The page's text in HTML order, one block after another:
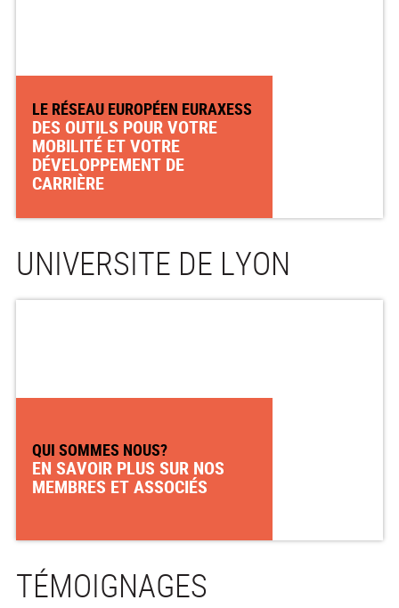
LE RÉSEAU EUROPÉEN EURAXESS
DES OUTILS POUR VOTRE
MOBILITÉ ET VOTRE
DÉVELOPPEMENT DE
CARRIÈRE
UNIVERSITE DE LYON
QUI SOMMES NOUS?
EN SAVOIR PLUS SUR NOS
MEMBRES ET ASSOCIÉS
TÉMOIGNAGES